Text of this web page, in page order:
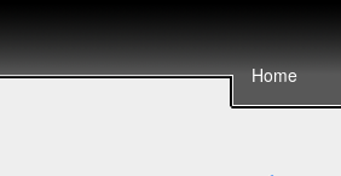
Home